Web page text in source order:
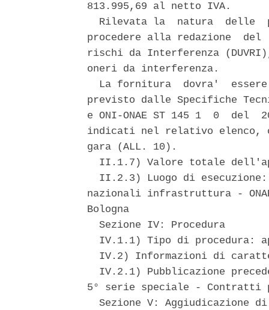
813.995,69 al netto IVA.
Rilevata la  natura  delle
procedere alla redazione
rischi da Interferenza
oneri da interferenza.
La fornitura  dovra'
previsto dalle Specifiche
e ONI-ONAE ST 145 1  0
indicati nel relativo elenco,
gara (ALL. 10).
II.1.7) Valore totale
II.2.3) Luogo di
nazionali infrastruttura -
Bologna
  Sezione IV: Procedura
IV.1.1) Tipo di procedura:
IV.2) Informazioni di
IV.2.1) Pubblicazione
5° serie speciale - Contratti
Sezione V: Aggiudicazione